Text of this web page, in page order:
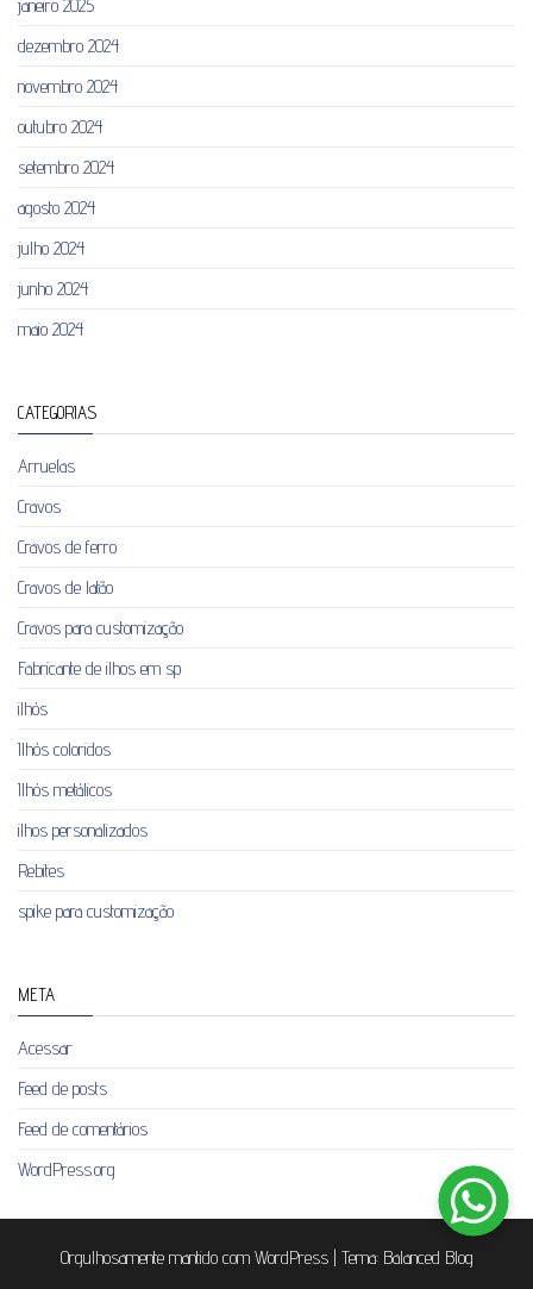
janeiro 2025
dezembro 2024
novembro 2024
outubro 2024
setembro 2024
agosto 2024
julho 2024
junho 2024
maio 2024
CATEGORIAS
Arruelas
Cravos
Cravos de ferro
Cravos de latão
Cravos para customização
Fabricante de ilhos em sp
ilhós
Ilhós coloridos
Ilhós metálicos
ilhos personalizados
Rebites
spike para customização
META
Acessar
Feed de posts
Feed de comentários
WordPress.org
Orgulhosamente mantido com WordPress Tema: Balanced Blog